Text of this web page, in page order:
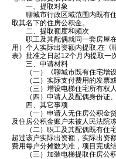
一、提取对象
聊城市行政区域范围内既有住
取其名下的住房公积金。
二、提取额度和频次
职工及其配偶就同一套房屋在
用）个人实际出资额内提取,在《
表》批准之日起12个月内提取一次
三、申请材料
（一）《聊城市既有住宅增设
（二）实际支付费用的发票或
（三）增设电梯住宅所有权人
（四）申请人及配偶身份证、
四、其它事项
（一）申请人无住房公积金贷
及住房公积金账户未被人民法院冻
（二）职工及其配偶既有住宅
超过该户实际出资额，实际出资
费用每户分摊数为准，项目完成
（三）加装电梯提取住房公积